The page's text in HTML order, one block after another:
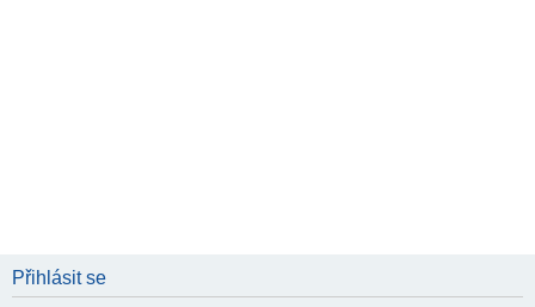
Přihlásit se